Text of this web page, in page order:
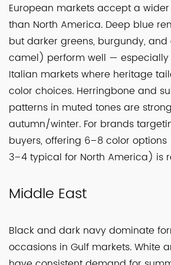
European markets accept a
than North America. Deep blue
but darker greens, burgundy,
camel) perform well — especially
Italian markets where heritage
color choices. Herringbone and
patterns in muted tones are
autumn/winter. For brands
buyers, offering 6–8 color
3–4 typical for North America) is
Middle East
Black and dark navy dominate
occasions in Gulf markets. White